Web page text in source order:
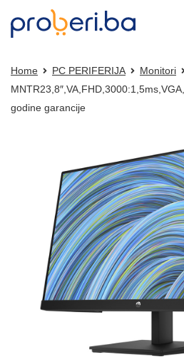
Home PC PERIFERIJA Monitori
godine garancije